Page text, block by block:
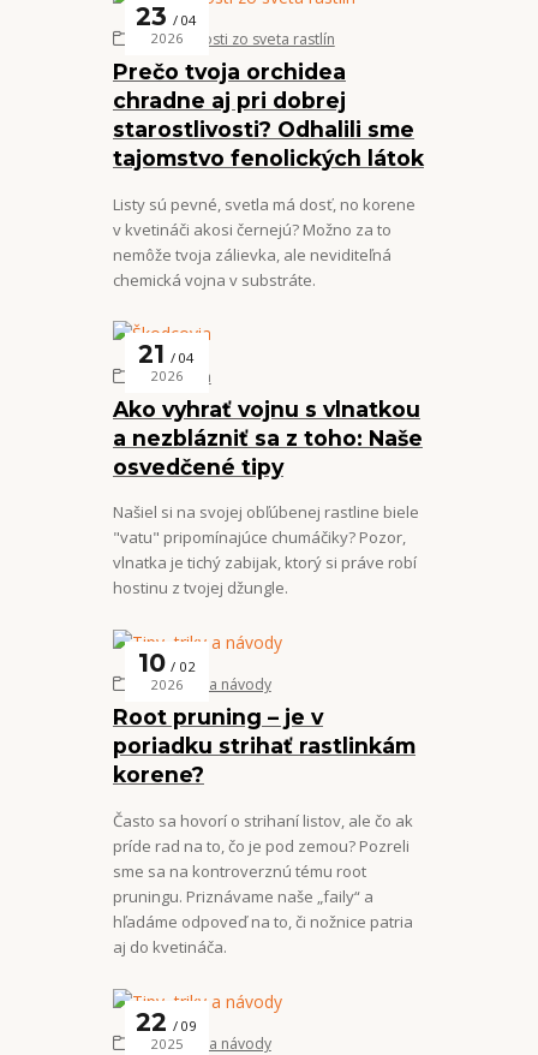
Prečo tvoja orchidea
chradne aj pri dobrej
starostlivosti? Odhalili sme
tajomstvo fenolických látok
23
04
2026
Zaujímavosti zo sveta rastlín
Listy sú pevné, svetla má dosť, no korene
v kvetináči akosi černejú? Možno za to
nemôže tvoja zálievka, ale neviditeľná
chemická vojna v substráte.
Ako vyhrať vojnu s vlnatkou
a nezblázniť sa z toho: Naše
osvedčené tipy
21
04
2026
Škodcovia
Našiel si na svojej obľúbenej rastline biele
"vatu" pripomínajúce chumáčiky? Pozor,
vlnatka je tichý zabijak, ktorý si práve robí
hostinu z tvojej džungle.
Root pruning – je v
poriadku strihať rastlinkám
korene?
10
02
2026
Tipy, triky a návody
Často sa hovorí o strihaní listov, ale čo ak
príde rad na to, čo je pod zemou? Pozreli
sme sa na kontroverznú tému root
pruningu. Priznávame naše „faily“ a
hľadáme odpoveď na to, či nožnice patria
aj do kvetináča.
22
09
2025
Tipy, triky a návody